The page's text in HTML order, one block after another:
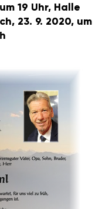
19 Uhr, Halle
23. 9. 2020, um